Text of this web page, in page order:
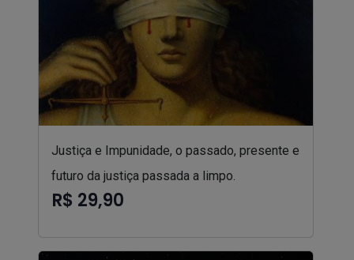
Justiça e Impunidade, o passado, presente e
futuro da justiça passada a limpo.
R$ 29,90